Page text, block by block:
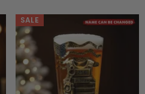
SALE